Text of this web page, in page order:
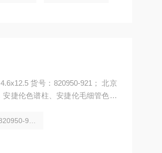
捷伦色谱柱、安捷伦毛细管色谱
瓶、安捷伦调
921